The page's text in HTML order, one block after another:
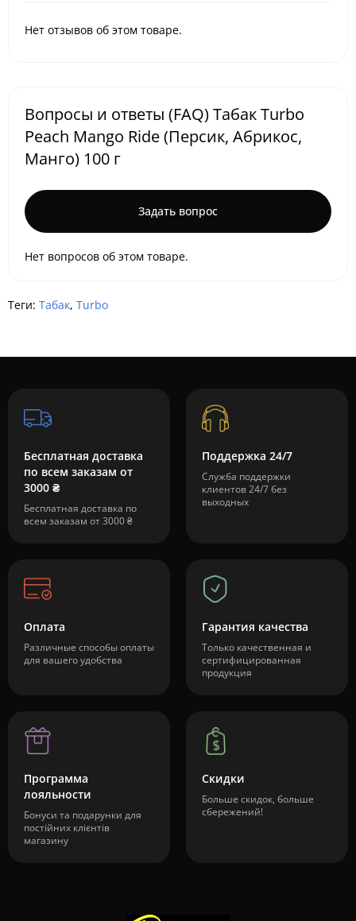
Нет отзывов об этом товаре.
Вопросы и ответы (FAQ) Табак Turbo
Peach Mango Ride (Персик, Абрикос,
Манго) 100 г
Задать вопрос
Нет вопросов об этом товаре.
Теги: Табак, Turbo
Бесплатная доставка
по всем заказам от
3000 ₴
Бесплатная доставка по
всем заказам от 3000 ₴
Поддержка 24/7
Служба поддержки
клиентов 24/7 без
выходных
Оплата
Различные способы оплаты
для вашего удобства
Гарантия качества
Только качественная и
сертифицированная
продукция
Программа
лояльности
Бонуси та подарунки для
постійних клієнтів
магазину
Скидки
Больше скидок, больше
сбережений!